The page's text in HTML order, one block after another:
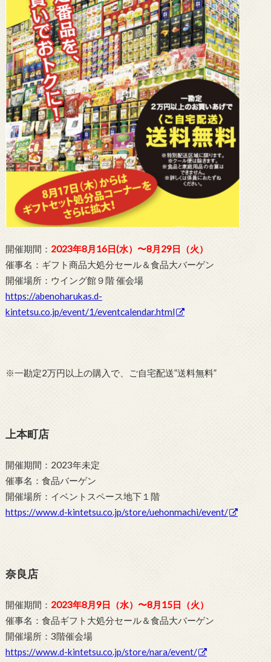
開催期間： 2023年8月16日(水）〜8月29日（火）
催事名：ギフト商品大処分セール＆食品大バーゲン
開催場所：ウイング館９階 催会場
https://abenoharukas.d-
kintetsu.co.jp/event/1/eventcalendar.html
※一勘定2万円以上の購入で、ご自宅配送”送料無料”
上本町店
開催期間：2023年未定
催事名：食品バーゲン
開催場所：イベントスペース地下１階
https://www.d-kintetsu.co.jp/store/uehonmachi/event/
奈良店
開催期間： 2023年8月9日（水）〜8月15日（火）
催事名：食品ギフト大処分セール＆食品大バーゲン
開催場所：3階催会場
https://www.d-kintetsu.co.jp/store/nara/event/